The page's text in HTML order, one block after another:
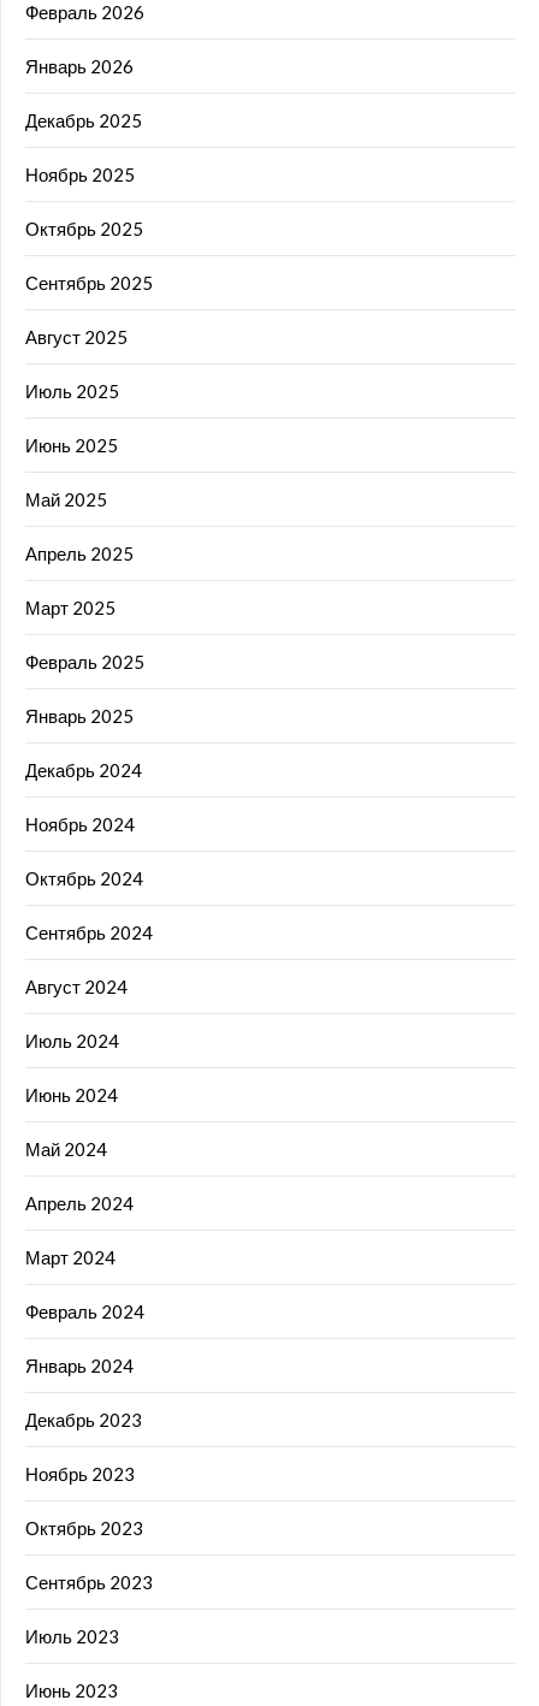
Февраль 2026
Январь 2026
Декабрь 2025
Ноябрь 2025
Октябрь 2025
Сентябрь 2025
Август 2025
Июль 2025
Июнь 2025
Май 2025
Апрель 2025
Март 2025
Февраль 2025
Январь 2025
Декабрь 2024
Ноябрь 2024
Октябрь 2024
Сентябрь 2024
Август 2024
Июль 2024
Июнь 2024
Май 2024
Апрель 2024
Март 2024
Февраль 2024
Январь 2024
Декабрь 2023
Ноябрь 2023
Октябрь 2023
Сентябрь 2023
Июль 2023
Июнь 2023